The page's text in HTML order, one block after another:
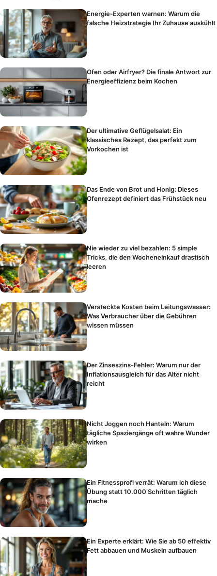
Energie-Experten warnen: Warum die
falsche Heizstrategie Ihr Zuhause auskühlt
Ofen oder Airfryer? Die finale Antwort zur
Energieeffizienz beim Kochen
Der ultimative Geflügelsalat: Ein
klassisches Rezept, das perfekt zum
Vorkochen ist
Das Ende von Brot und Honig: Dieses
Ofenrezept definiert das Frühstück neu
Nie wieder zu viel bezahlen: 5 simple
Tricks, die den Wocheneinkauf drastisch
leeren
Versteckte Kosten beim Leitungswasser:
Was Verbraucher über die Gebühren
wissen müssen
Der Zinseszins-Fehler: Warum nur der
Inflationsausgleich für das Alter nicht
reicht
Nicht Joggen noch Hanteln: Warum
tägliche Spaziergänge oft wahre Wunder
wirken
Ein Fitnessprofi verrät: Warum ich diese
Übung statt 10.000 Schritten täglich
mache
Ein Experte erklärt: Wie Sie ab 50 effektiv
Fett abbauen und Muskeln aufbauen